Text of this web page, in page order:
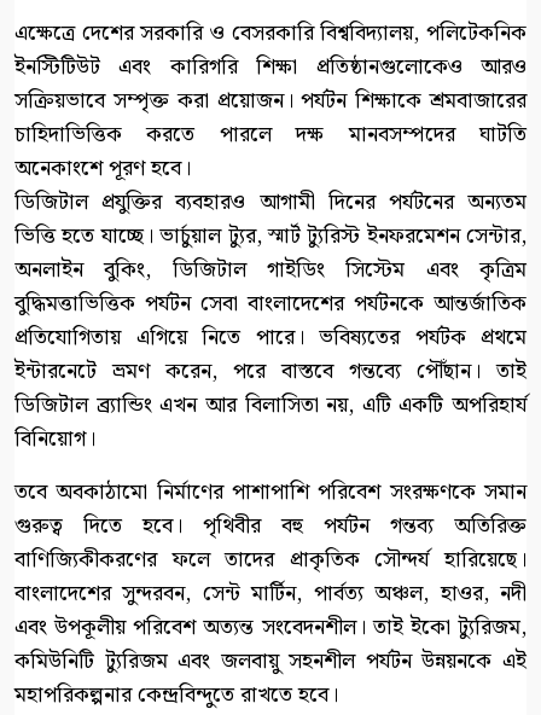
এক্ষেত্রে দেশের সরকারি ও বেসরকারি বিশ্ববিদ্যালয়, পলিটেকনিক
ইনস্টিটিউট এবং কারিগরি শিক্ষা প্রতিষ্ঠানগুলোকেও আরও
সক্রিয়ভাবে সম্পৃক্ত করা প্রয়োজন। পর্যটন শিক্ষাকে শ্রমবাজারের
চাহিদাভিত্তিক করতে পারলে দক্ষ মানবসম্পদের ঘাটতি
অনেকাংশে পূরণ হবে।
ডিজিটাল প্রযুক্তির ব্যবহারও আগামী দিনের পর্যটনের অন্যতম
ভিত্তি হতে যাচ্ছে। ভার্চুয়াল ট্যুর, স্মার্ট ট্যুরিস্ট ইনফরমেশন সেন্টার,
অনলাইন বুকিং, ডিজিটাল গাইডিং সিস্টেম এবং কৃত্রিম
বুদ্ধিমত্তাভিত্তিক পর্যটন সেবা বাংলাদেশের পর্যটনকে আন্তর্জাতিক
প্রতিযোগিতায় এগিয়ে নিতে পারে। ভবিষ্যতের পর্যটক প্রথমে
ইন্টারনেটে ভ্রমণ করেন, পরে বাস্তবে গন্তব্যে পৌঁছান। তাই
ডিজিটাল ব্র্যান্ডিং এখন আর বিলাসিতা নয়, এটি একটি অপরিহার্য
বিনিয়োগ।
তবে অবকাঠামো নির্মাণের পাশাপাশি পরিবেশ সংরক্ষণকে সমান
গুরুত্ব দিতে হবে। পৃথিবীর বহু পর্যটন গন্তব্য অতিরিক্ত
বাণিজ্যিকীকরণের ফলে তাদের প্রাকৃতিক সৌন্দর্য হারিয়েছে।
বাংলাদেশের সুন্দরবন, সেন্ট মার্টিন, পার্বত্য অঞ্চল, হাওর, নদী
এবং উপকূলীয় পরিবেশ অত্যন্ত সংবেদনশীল। তাই ইকো ট্যুরিজম,
কমিউনিটি ট্যুরিজম এবং জলবায়ু সহনশীল পর্যটন উন্নয়নকে এই
মহাপরিকল্পনার কেন্দ্রবিন্দুতে রাখতে হবে।